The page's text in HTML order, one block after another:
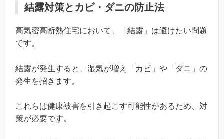
結露対策とカビ・ダニの防止法
高気密高断熱住宅において、「結露」は避けたい問題
です。
結露が発生すると、湿気が増え「カビ」や「ダニ」の
発生を招きます。
これらは健康被害を引き起こす可能性があるため、対
策が必要です。